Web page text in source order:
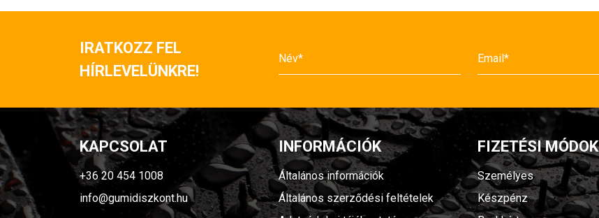
IRATKOZZ FEL
HÍRLEVELÜNKRE!
KAPCSOLAT
+36 20 454 1008
info@gumidiszkont.hu
INFORMÁCIÓK
Általános információk
Általános szerződési feltételek
FIZETÉSI MÓDOK
Személyes
Készpénz